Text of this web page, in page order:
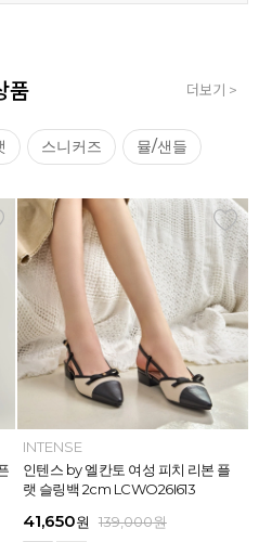
품 더보기 >
스니커즈 뮬/샌들
MAZZ
마쯔 by 엘칸토 여성 와이드 위빙 크
로스 컴포트 뮬 3.5cm LCWW62M6
45,900원 159,000원
INTENSE
인텐스 by 엘칸토 여성 피치 리본 플
랫 슬링백 2cm LCWO26I613
41,650원 139,000원
INTENSE
인텐스 by 엘칸토 여성 피치 리본 더
블 스트랩 메리제인 2cm LCWD97I6
45,900원 159,000원
MAZZ
마쯔 by 엘칸토 여성 별자수 어글리
스니커즈 3.5cm LCWS04M613
39,900원 169,000원
MAZZ
마쯔 by 엘칸토 여성 와이드 위빙 크
로스 컴포트 뮬 3.5cm LCWW62M6
45,900원 159,000원
INTENSE
인텐스 by 엘칸토 여성 피치 리본 플
랫 슬링백 2cm LCWO26I613
41,650원 139,000원